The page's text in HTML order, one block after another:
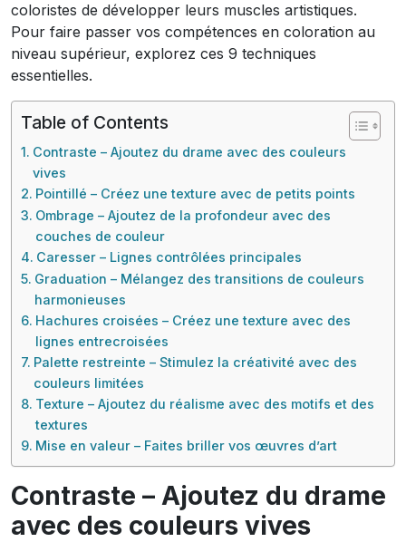
coloristes de développer leurs muscles artistiques.
Pour faire passer vos compétences en coloration au
niveau supérieur, explorez ces 9 techniques
essentielles.
Table of Contents
Contraste – Ajoutez du drame avec des couleurs
vives
Pointillé – Créez une texture avec de petits points
Ombrage – Ajoutez de la profondeur avec des
couches de couleur
Caresser – Lignes contrôlées principales
Graduation – Mélangez des transitions de couleurs
harmonieuses
Hachures croisées – Créez une texture avec des
lignes entrecroisées
Palette restreinte – Stimulez la créativité avec des
couleurs limitées
Texture – Ajoutez du réalisme avec des motifs et des
textures
Mise en valeur – Faites briller vos œuvres d’art
Contraste – Ajoutez du drame
avec des couleurs vives